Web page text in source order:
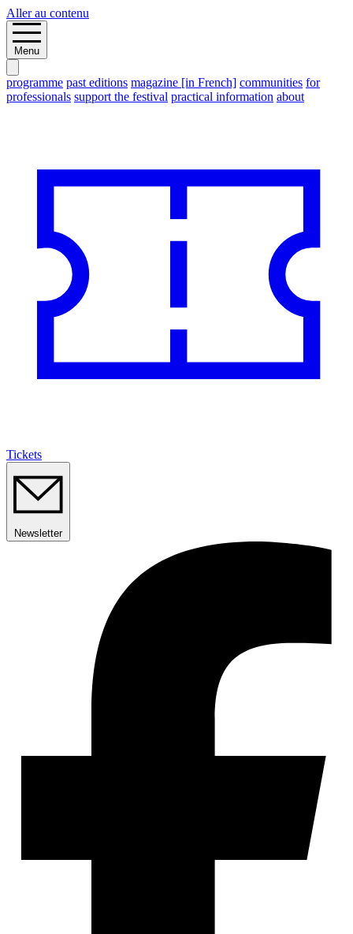
Aller au contenu
Menu
programme past editions magazine [in French] communities for
professionals support the festival practical information about
Tickets
Newsletter